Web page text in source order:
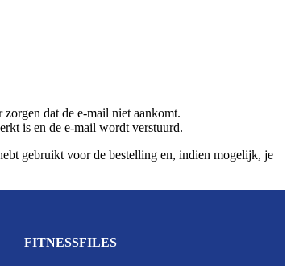
dat de e-mail niet aankomt.
is en de e-mail wordt verstuurd.
gebruikt voor de bestelling en, indien mogelijk, je
FITNESSFILES